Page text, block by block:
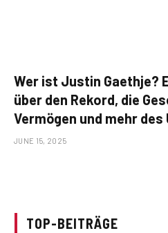
Wer ist Justin Gaethje?
über den Rekord, die
Vermögen und mehr des
JUNE 15, 2025
TOP-BEITRÄGE